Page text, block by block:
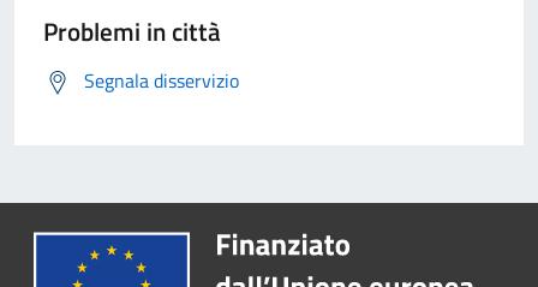
Problemi in città
Segnala disservizio